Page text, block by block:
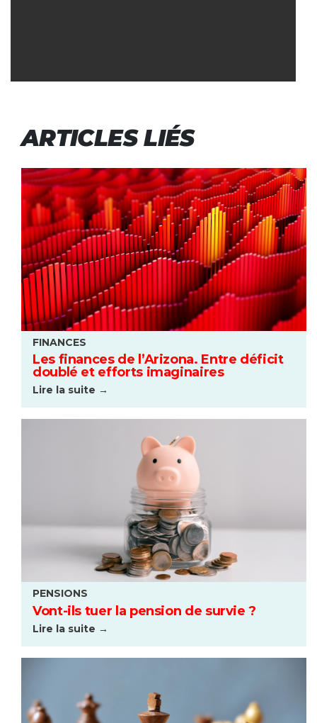
ARTICLES LIÉS
FINANCES
Les finances de l’Arizona. Entre déficit
doublé et efforts imaginaires
Lire la suite →
PENSIONS
Vont-ils tuer la pension de survie ?
Lire la suite →